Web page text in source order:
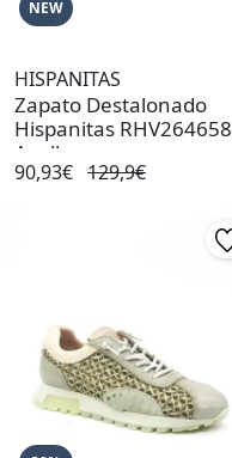
NEW
HISPANITAS
Zapato Destalonado
Hispanitas RHV264658
Avellana
90,93€ 129,9€